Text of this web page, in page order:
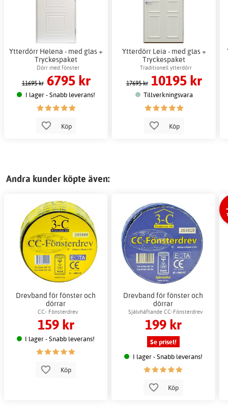
Ytterdörr Helena - med glas +
Tryckespaket
Dörr med fönster
11695 kr 6795 kr
I lager - Snabb leverans!
Köp
Ytterdörr Leia - med glas +
Tryckespaket
Traditionell ytterdörr
17695 kr 10195 kr
Tillverkningsvara
Köp
Andra kunder köpte även:
Drevband för fönster och
dörrar
CC- Fönsterdrev
159 kr
I lager - Snabb leverans!
Köp
Drevband för fönster och
dörrar
Självhäftande CC-Fönsterdrev
199 kr
Se priset!
I lager - Snabb leverans!
Köp